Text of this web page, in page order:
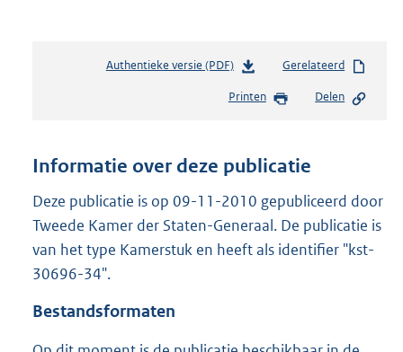
Authentieke versie (PDF)b
s
n
s
r
o
:
Gerelateerd
Printen Delen
Informatie over deze publicatie
Deze publicatie is op 09-11-2010 gepubliceerd door
Tweede Kamer der Staten-Generaal. De publicatie is
van het type Kamerstuk en heeft als identifier "kst-
30696-34".
Bestandsformaten